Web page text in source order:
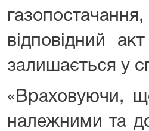
відповідний
залишається у
«Враховуючи,
належними та